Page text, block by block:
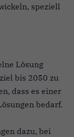
speziell
Lösung
bis 2050 zu
dass es einer
bedarf.
dazu, bei